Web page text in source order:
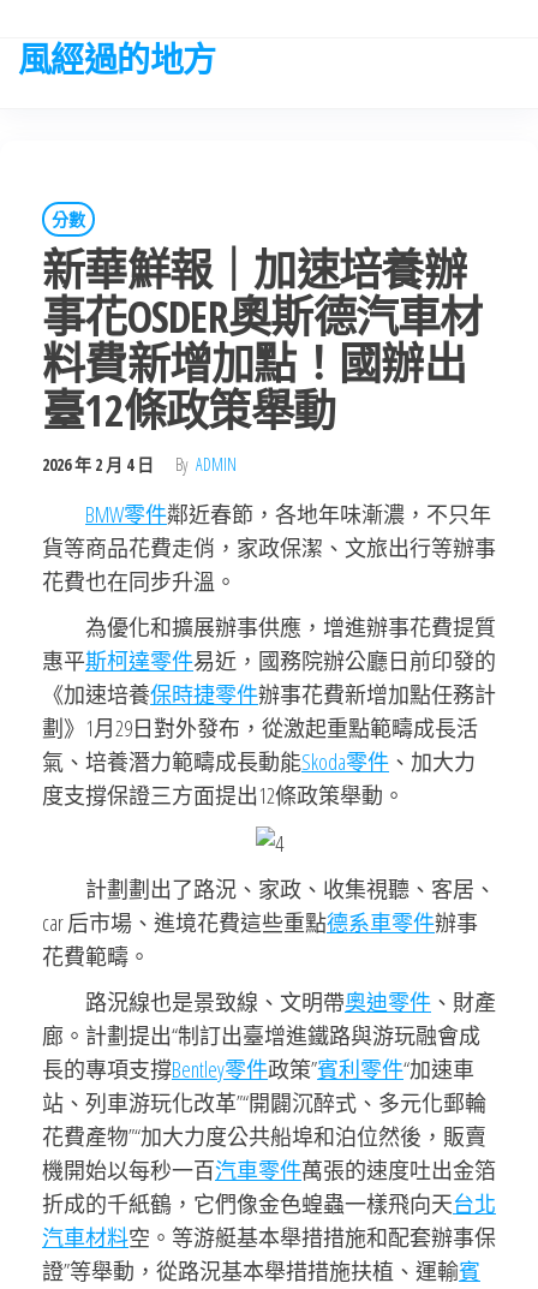
the
風經過的地方
分數
新華鮮報｜加速培養辦
事花OSDER奧斯德汽車材
料費新增加點！國辦出
臺12條政策舉動
2026 年 2 月 4 日 By ADMIN
BMW零件鄰近春節，各地年味漸濃，不只年
貨等商品花費走俏，家政保潔、文旅出行等辦事
花費也在同步升溫。
為優化和擴展辦事供應，增進辦事花費提質
惠平斯柯達零件易近，國務院辦公廳日前印發的
《加速培養保時捷零件辦事花費新增加點任務計
劃》1月29日對外發布，從激起重點範疇成長活
氣、培養潛力範疇成長動能Skoda零件 、加大力
度支撐保證三方面提出12條政策舉動。
計劃劃出了路況、家政、收集視聽、客居、
car 后市場、進境花費這些重點德系車零件辦事
花費範疇。
路況線也是景致線、文明帶奧迪零件 、財產
廊。計劃提出“制訂出臺增進鐵路與游玩融會成
長的專項支撐Bentley零件政策”賓利零件“加速車
站、列車游玩化改革”“開闢沉醉式、多元化郵輪
花費產物”“加大力度公共船埠和泊位然後，販賣
機開始以每秒一百汽車零件萬張的速度吐出金箔
折成的千紙鶴，它們像金色蝗蟲一樣飛向天台北
汽車材料空。等游艇基本舉措措施和配套辦事保
證”等舉動，從路況基本舉措措施扶植、運輸賓